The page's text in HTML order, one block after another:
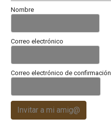
Nombre
Correo electrónico
Correo electrónico de confirmación
Invitar a mi amig@